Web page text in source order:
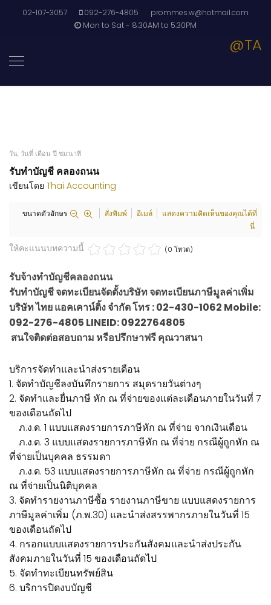
02-107-3057 092-276-4805
prommes.w@hotmail.com
Mon to Sat - 8.30AM to 5.30PM
@TA
วัน, วันที่ เดือน ปี ชม:นาที
รับทำบัญชี คลองถนน
เขียนโดย Thai Accounting
ขนาดตัวอักษร สั่งพิมพ์ อีเมล์
แสดงความคิดเห็นของคุณได้ที่
นี่
ให้คะแนนบทความนี้ (0 โหวต)
รับจ้างทำบัญชีคลองถนน
รับทำบัญชี จดทะเบียนจัดตั้งบริษัท จดทะเบียนภาษีมูลค่าเพิ่ม
บริษัท ไทย แอคเคาน์ติ้ง จำกัด โทร : 02-430-1062 Mobile:
092-276-4805 LINEID: 0922764805
สนใจติดต่อสอบถาม หรือปรึกษาฟรี คุณวาสนา
บริการจัดทำและนำส่งรายเดือน
1. จัดทำบัญชีลงบันทึกรายการ สมุดรายวันต่างๆ
2. จัดทำและยื่นภาษี หัก ณ ที่จ่ายของแต่ละเดือนภายในวันที่ 7
ของเดือนถัดไป
ภ.ง.ด. 1 แบบแสดงรายการภาษีหัก ณ ที่จ่าย จากเงินเดือน
ภ.ง.ด. 3 แบบแสดงรายการภาษีหัก ณ ที่จ่าย กรณีผู้ถูกหัก ณ
ที่จ่ายเป็นบุคคล ธรรมดา
ภ.ง.ด. 53 แบบแสดงรายการภาษีหัก ณ ที่จ่าย กรณีผู้ถูกหัก
ณ ที่จ่ายเป็นนิติบุคคล
3. จัดทำรายงานภาษีซื้อ รายงานภาษีขาย แบบแสดงรายการ
ภาษีมูลค่าเพิ่ม (ภ.พ.30) และนำส่งสรรพากรภายในวันที่ 15
ของเดือนถัดไป
4. กรอกแบบแสดงรายการประกันสังคมและนำส่งประกัน
สังคมภายในวันที่ 15 ของเดือนถัดไป
5. จัดทำทะเบียนทรัพย์สิน
6. บริการปิดงบบัญชี